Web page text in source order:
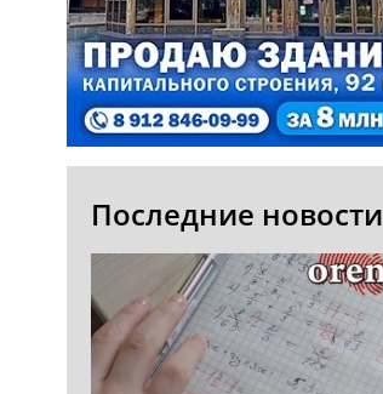
Последние новости